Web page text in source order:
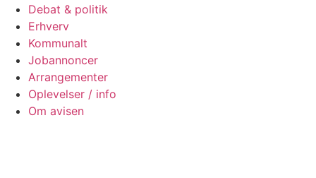
Debat & politik
Erhverv
Kommunalt
Jobannoncer
Arrangementer
Oplevelser / info
Om avisen